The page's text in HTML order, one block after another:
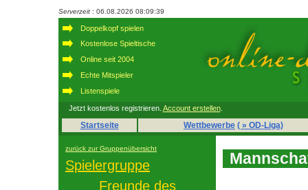
Serverzeit : 06.08.2026 08:09:39
Doppelkopf spielen
Kostenlose Spieltische
Online seit 2004
Echte Mitspieler
Listenspiele
Jetzt kostenlos registrieren. Account erstellen.
Startseite Wettbewerbe ( » OD-Liga)
zurück zur Gruppenübersicht
Spielergruppe
Freunde des